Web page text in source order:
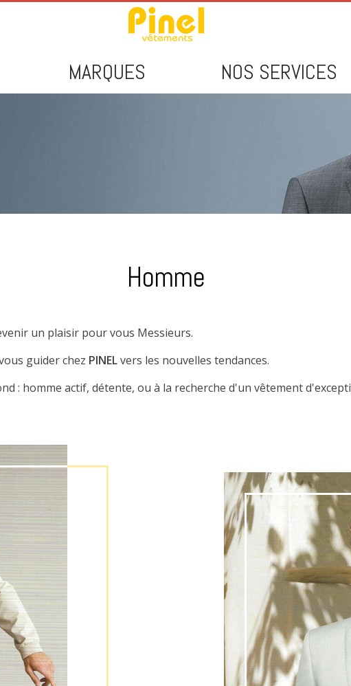
MARQUES NOS SERVICES
Homme
un plaisir pour vous Messieurs.
guider chez PINELvers les nouvelles tendances.
: homme actif, détente, ou à la recherche d'un vêtement